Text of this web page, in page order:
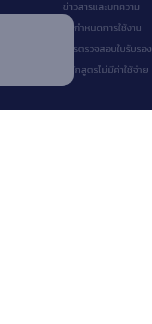
ข่าวสารและบทความ
ข้อกำหนดการใช้งาน
การตรวจสอบใบรับรอง
หลักสูตรไม่มีค่าใช้จ่าย